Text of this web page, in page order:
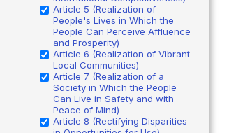
Article 5 (Realization of
People's Lives in Which the
People Can Perceive Affluence
and Prosperity)
Article 6 (Realization of Vibrant
Local Communities)
Article 7 (Realization of a
Society in Which the People
Can Live in Safety and with
Peace of Mind)
Article 8 (Rectifying Disparities